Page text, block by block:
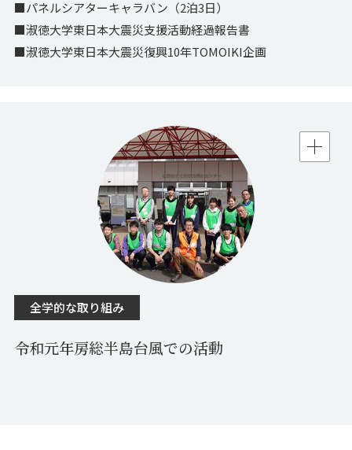
■パネルシアターキャラバン（2泊3日）
■淑徳大学東日本大震災支援活動経過報告書
■淑徳大学東日本大震災復興10年TOMOIKI企画
全学的な取り組み
令和元年房総半島台風での活動